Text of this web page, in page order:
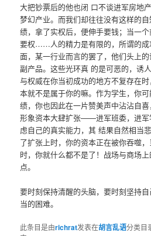
大把钞票后的他也闭 口不谈进军房
梦幻产业。而我们却往往没有这样的
绩，拿了实权后，便伸手要钱；当一
要权……人的精力是有限的，所谓的成
面，某一行业而言的罢了，他们头上
副产品。这些光环真 的是可恶的，诱
与权威在你当初成功的地方不复存在
本就不是属于你的嘛。作为学生，你
绩，你也因此在一片赞美声中沾沾自
形象资本大肆扩张——进军班委，进
虑自己的真实能力，其 结果自然相
了扩张上时，你的资本正在被你吞噬
时，你就什么都不是了！战场与商场
点。
要时刻保持清醒的头脑，要时刻坚持
当的困难。
此条目是由richrat发表在胡言乱语分类目